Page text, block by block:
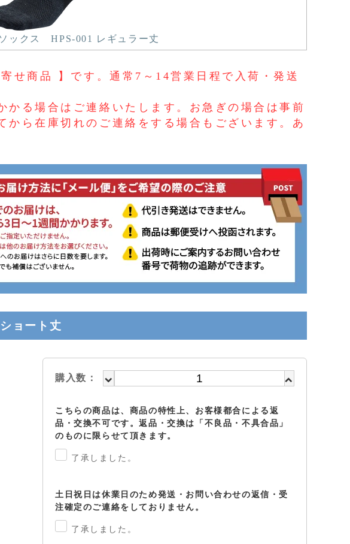
ックス HPS-001 レギュラー丈
せ商品 】です。通常7～14営業日程で入荷・発送
る場合はご連絡いたします。お急ぎの場合は事前
から在庫切れのご連絡をする場合もございます。あ
ョート丈
購入数：
こちらの商品は、商品の特性上、お客様都合による返
品・交換不可です。返品・交換は「不良品・不具合品」
のものに限らせて頂きます。
了承しました。
土日祝日は休業日のため発送・お問い合わせの返信・受
注確定のご連絡をしておりません。
了承しました。